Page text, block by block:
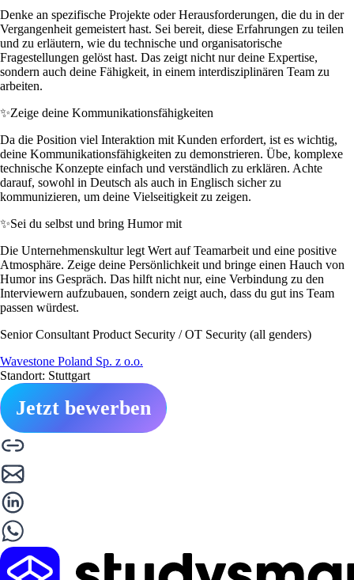
Denke an spezifische Projekte oder Herausforderungen, die du in der
Vergangenheit gemeistert hast. Sei bereit, diese Erfahrungen zu teilen
und zu erläutern, wie du technische und organisatorische
Fragestellungen gelöst hast. Das zeigt nicht nur deine Expertise,
sondern auch deine Fähigkeit, in einem interdisziplinären Team zu
arbeiten.
✨Zeige deine Kommunikationsfähigkeiten
Da die Position viel Interaktion mit Kunden erfordert, ist es wichtig,
deine Kommunikationsfähigkeiten zu demonstrieren. Übe, komplexe
technische Konzepte einfach und verständlich zu erklären. Achte
darauf, sowohl in Deutsch als auch in Englisch sicher zu
kommunizieren, um deine Vielseitigkeit zu zeigen.
✨Sei du selbst und bring Humor mit
Die Unternehmenskultur legt Wert auf Teamarbeit und eine positive
Atmosphäre. Zeige deine Persönlichkeit und bringe einen Hauch von
Humor ins Gespräch. Das hilft nicht nur, eine Verbindung zu den
Interviewern aufzubauen, sondern zeigt auch, dass du gut ins Team
passen würdest.
Senior Consultant Product Security / OT Security (all genders)
Wavestone Poland Sp. z o.o.
Standort: Stuttgart
Jetzt bewerben